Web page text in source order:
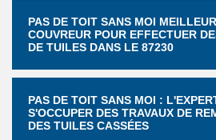
PAS DE TOIT SANS MOI
COUVREUR POUR EFFECTUER
DE TUILES DANS LE 87230
PAS DE TOIT SANS MOI :
S'OCCUPER DES TRAVAUX DE
DES TUILES CASSÉES